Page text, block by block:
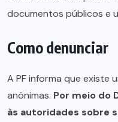
documentos públicos e
Como denunciar
A PF informa que existe
anônimas. Por meio do
às autoridades sobre